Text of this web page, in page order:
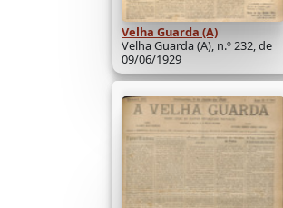
Velha Guarda (A)
Velha Guarda (A), n.º 232, de
09/06/1929